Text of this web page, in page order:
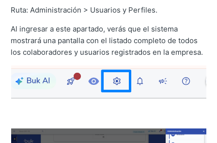
Ruta: Administración > Usuarios y Perfiles.
Al ingresar a este apartado, verás que el sistema
mostrará una pantalla con el listado completo de todos
los colaboradores y usuarios registrados en la empresa.